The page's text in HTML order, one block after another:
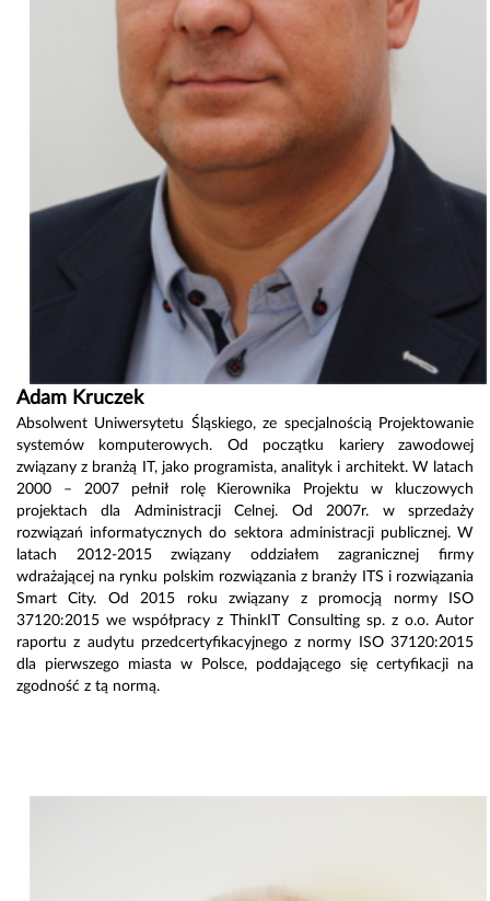
Adam Kruczek
Absolwent Uniwersytetu Śląskiego, ze specjalnością Projektowanie
systemów komputerowych. Od początku kariery zawodowej
związany z branżą IT, jako programista, analityk i architekt. W latach
2000 – 2007 pełnił rolę Kierownika Projektu w kluczowych
projektach dla Administracji Celnej. Od 2007r. w sprzedaży
rozwiązań informatycznych do sektora administracji publicznej. W
latach 2012-2015 związany oddziałem zagranicznej firmy
wdrażającej na rynku polskim rozwiązania z branży ITS i rozwiązania
Smart City. Od 2015 roku związany z promocją normy ISO
37120:2015 we współpracy z ThinkIT Consulting sp. z o.o. Autor
raportu z audytu przedcertyfikacyjnego z normy ISO 37120:2015
dla pierwszego miasta w Polsce, poddającego się certyfikacji na
zgodność z tą normą.